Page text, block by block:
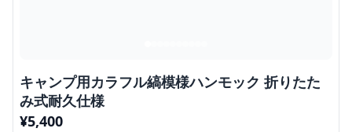
キャンプ用カラフル縞模様ハンモック 折りたた
み式耐久仕様
¥5,400